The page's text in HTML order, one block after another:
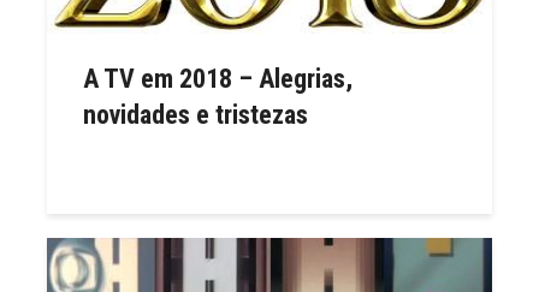
A TV em 2018 – Alegrias,
novidades e tristezas